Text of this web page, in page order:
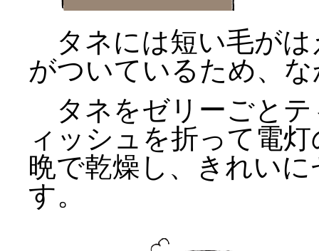
タネには短い毛がは
がついているため、
タネをゼリーごとテ
ィッシュを折って電
晩で乾燥し、きれい
す。